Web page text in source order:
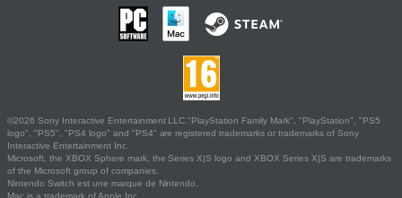
©2026 Sony Interactive Entertainment LLC."PlayStation Family Mark", "PlayStation", "PS5
logo", "PS5", "PS4 logo" and "PS4" are registered trademarks or trademarks of Sony
Interactive Entertainment Inc.
Microsoft, the XBOX Sphere mark, the Series X|S logo and XBOX Series X|S are trademarks
of the Microsoft group of companies.
Nintendo Switch est une marque de Nintendo.
Mac is a trademark of Apple Inc.